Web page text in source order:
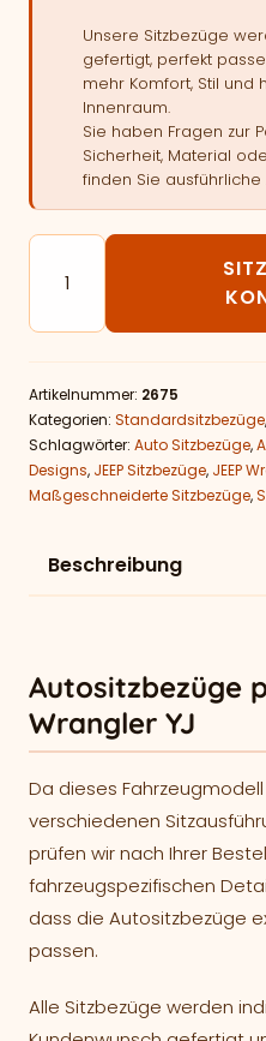
Unsere Sitzbezüge
gefertigt, perfekt
mehr Komfort, Stil und
Innenraum.
Sie haben Fragen zur
Sicherheit, Material
finden Sie ausführliche
Autositzbezüge passend
Artikelnummer: 2675
Kategorien: Standardsitzbezüge,
Schlagwörter: Auto Sitzbezüge,
Designs, JEEP Sitzbezüge, JEEP
Maßgeschneiderte Sitzbezüge,
Beschreibung
Autositzbezüge
Wrangler YJ
Da dieses
verschiedenen
prüfen wir nach Ihrer
fahrzeugspezifischen
dass die Autositzbezüge
passen.
Alle Sitzbezüge werden